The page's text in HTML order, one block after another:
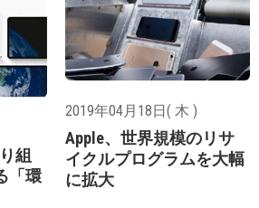
組
「環
2019年04月18日( 木 )
Apple、世界規模のリサ
イクルプログラムを大幅
に拡大